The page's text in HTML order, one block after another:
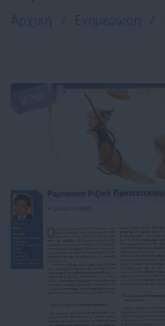
Αρχική Ενημέρωση